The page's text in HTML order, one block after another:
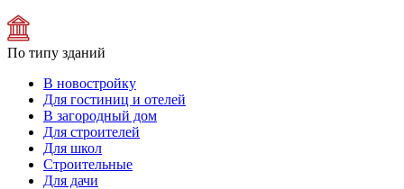
По типу зданий
В новостройку
Для гостиниц и отелей
В загородный дом
Для строителей
Для школ
Строительные
Для дачи